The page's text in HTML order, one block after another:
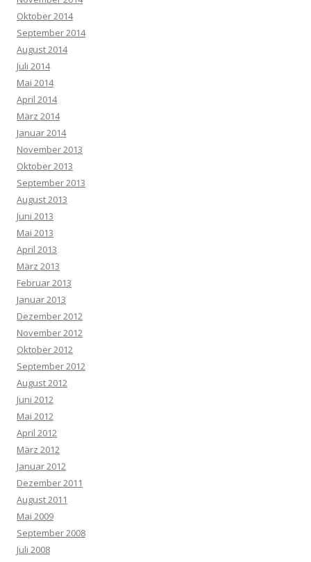
Oktober 2014
September 2014
August 2014
Juli 2014
Mai 2014
April 2014
März 2014
Januar 2014
November 2013
Oktober 2013
September 2013
August 2013
Juni 2013
Mai 2013
April 2013
März 2013
Februar 2013
Januar 2013
Dezember 2012
November 2012
Oktober 2012
September 2012
August 2012
Juni 2012
Mai 2012
April 2012
März 2012
Januar 2012
Dezember 2011
August 2011
Mai 2009
September 2008
Juli 2008